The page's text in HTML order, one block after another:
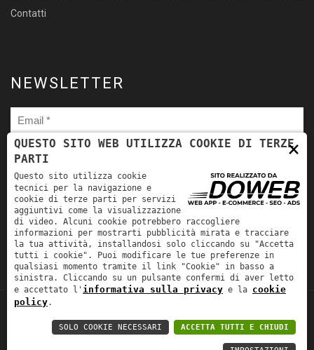
Contatti
NEWSLETTER
dei miei dati personali per le finalità ivi indicate. *
Fra-Mar Srl | P.IVA: 00981530231 | REA:
241926 | CAP. SOC.: EURO 50.000,00 |
×
QUESTO SITO WEB UTILIZZA COOKIE DI TERZE
PARTI
Questo sito utilizza cookie
tecnici per la navigazione e
cookie di terze parti per servizi
aggiuntivi come la visualizzazione
di video. Alcuni cookie potrebbero raccogliere
informazioni per mostrarti pubblicità mirata e tracciare
la tua attività, installandosi solo cliccando su "Accetta
tutti i cookie". Puoi modificare le tue preferenze in
qualsiasi momento tramite il link "Cookie" in basso a
sinistra. Cliccando su un pulsante confermi di aver letto
e accettato l' informativa sulla privacy e la cookie
policy.
ACCETTA TUTTI E CHIUDI
SOLO COOKIE NECESSARI